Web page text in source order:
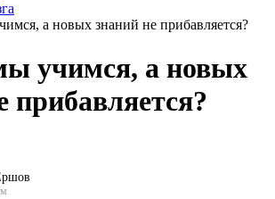
а новых знаний не прибавляется?
учимся, а новых
прибавляется?